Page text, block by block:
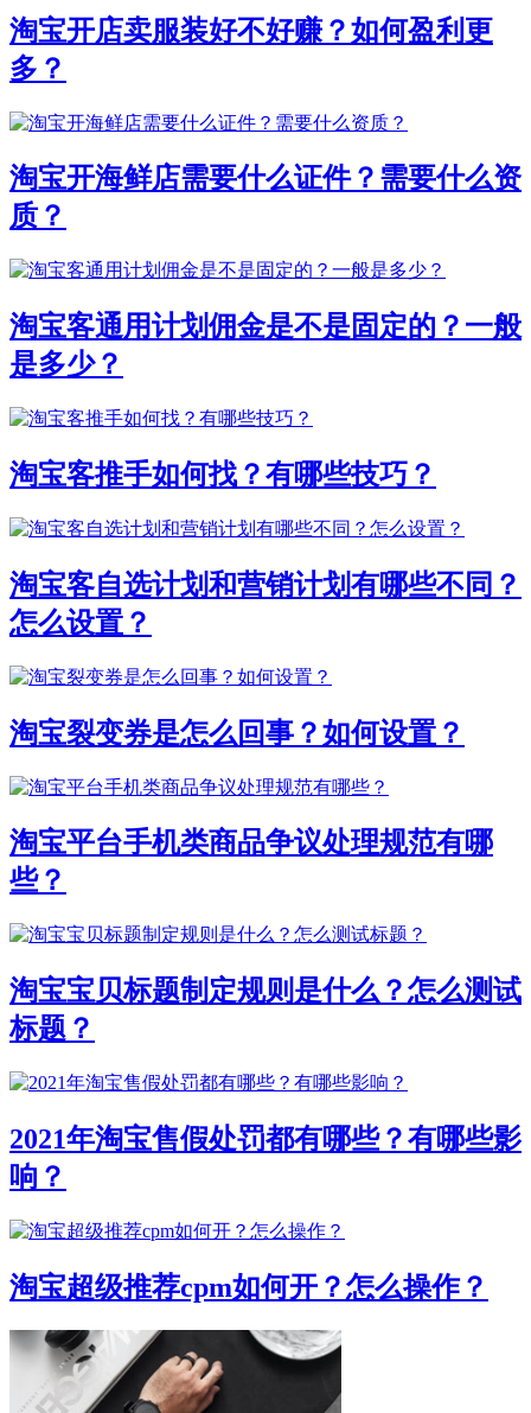
淘宝开店卖服装好不好赚？如何盈利更
多？
淘宝开海鲜店需要什么证件？需要什么资
质？
淘宝客通用计划佣金是不是固定的？一般
是多少？
淘宝客推手如何找？有哪些技巧？
淘宝客自选计划和营销计划有哪些不同？
怎么设置？
淘宝裂变券是怎么回事？如何设置？
淘宝平台手机类商品争议处理规范有哪
些？
淘宝宝贝标题制定规则是什么？怎么测试
标题？
2021年淘宝售假处罚都有哪些？有哪些影
响？
淘宝超级推荐cpm如何开？怎么操作？